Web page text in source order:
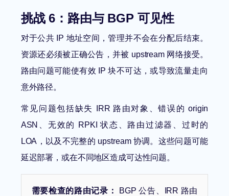
挑战 6：路由与 BGP 可见性
对于公共 IP 地址空间，管理并不会在分配后结束。
资源还必须被正确公告，并被 upstream 网络接受。
路由问题可能使有效 IP 块不可达，或导致流量走向
意外路径。
常见问题包括缺失 IRR 路由对象、错误的 origin
ASN、无效的 RPKI 状态、路由过滤器、过时的
LOA，以及不完整的 upstream 协调。这些问题可能
延迟部署，或在不同地区造成可达性问题。
需要检查的路由记录：
BGP 公告、IRR 路由